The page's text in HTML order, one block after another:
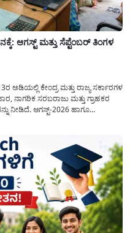
ಆಗಸ್ಟ್ ಮತ್ತು ಸೆಪ್ಟೆಂಬರ್ ತಿಂಗಳ
ಅಡಿಯಲ್ಲಿ ಕೇಂದ್ರ ಮತ್ತು ರಾಜ್ಯ ಸರ್ಕಾರಗಳ
ನಾಗರಿಕ ಸರಬರಾಜು ಮತ್ತು ಗ್ರಾಹಕರ
ನೀಡಿದೆ. ಆಗಸ್ಟ್-2026 ಹಾಗೂ